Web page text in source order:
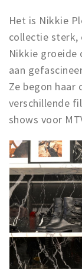
Het is Nikkie
collectie sterk,
Nikkie groeide
aan
Ze begon haar
verschillende
shows voor